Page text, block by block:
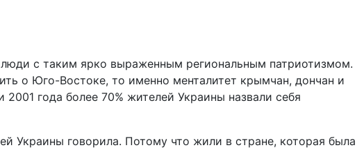
с таким ярко выраженным региональным патриотизмом.
о Юго-Востоке, то именно менталитет крымчан, дончан и
года более 70% жителей Украины назвали себя
Украины говорила. Потому что жили в стране, которая была